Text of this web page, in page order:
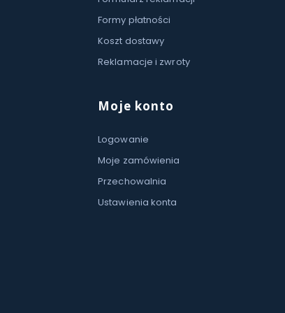
Formy płatności
Koszt dostawy
Reklamacje i zwroty
Moje konto
Logowanie
Moje zamówienia
Przechowalnia
Ustawienia konta